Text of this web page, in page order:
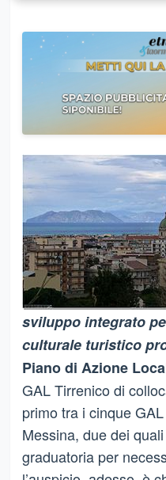
sviluppo integrato
culturale turistico
Piano di Azione
GAL Tirrenico di
primo tra i cinque
Messina, due dei
graduatoria per